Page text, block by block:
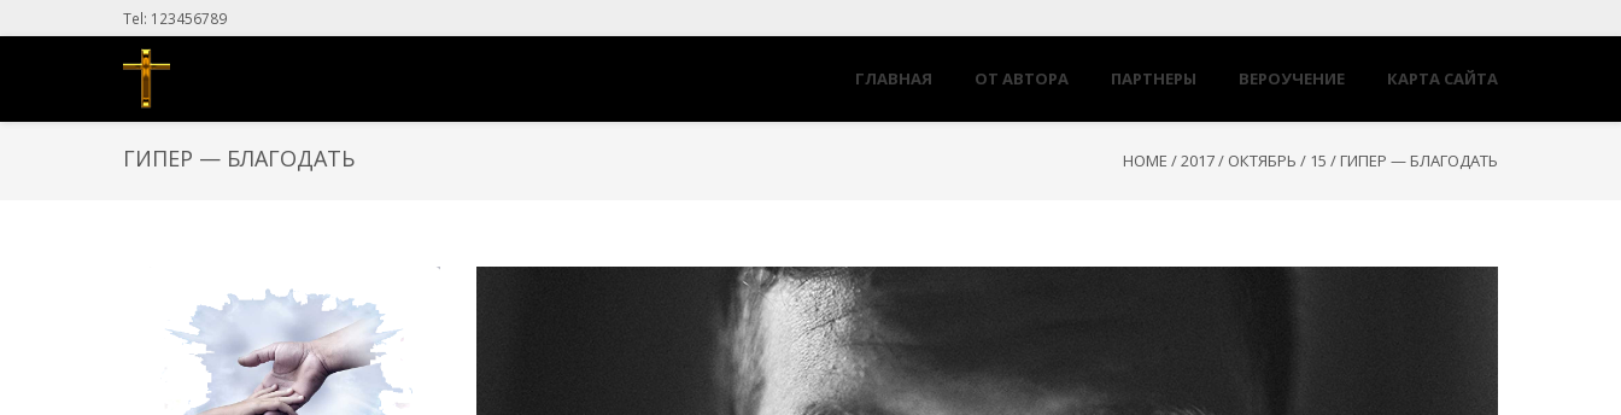
Tel: 123456789
ГЛАВНАЯ ОТ АВТОРА ПАРТНЕРЫ ВЕРОУЧЕНИЕ КАРТА САЙТА
ГИПЕР — БЛАГОДАТЬ HOME /2017/ ОКТЯБРЬ / 15 / ГИПЕР — БЛАГОДАТЬ